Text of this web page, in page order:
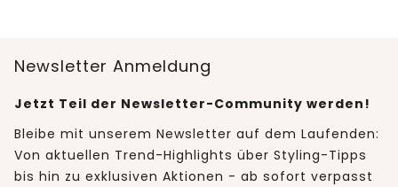
Newsletter Anmeldung
Jetzt Teil der Newsletter-Community werden!
Bleibe mit unserem Newsletter auf dem Laufenden:
Von aktuellen Trend-Highlights über Styling-Tipps
bis hin zu exklusiven Aktionen - ab sofort verpasst